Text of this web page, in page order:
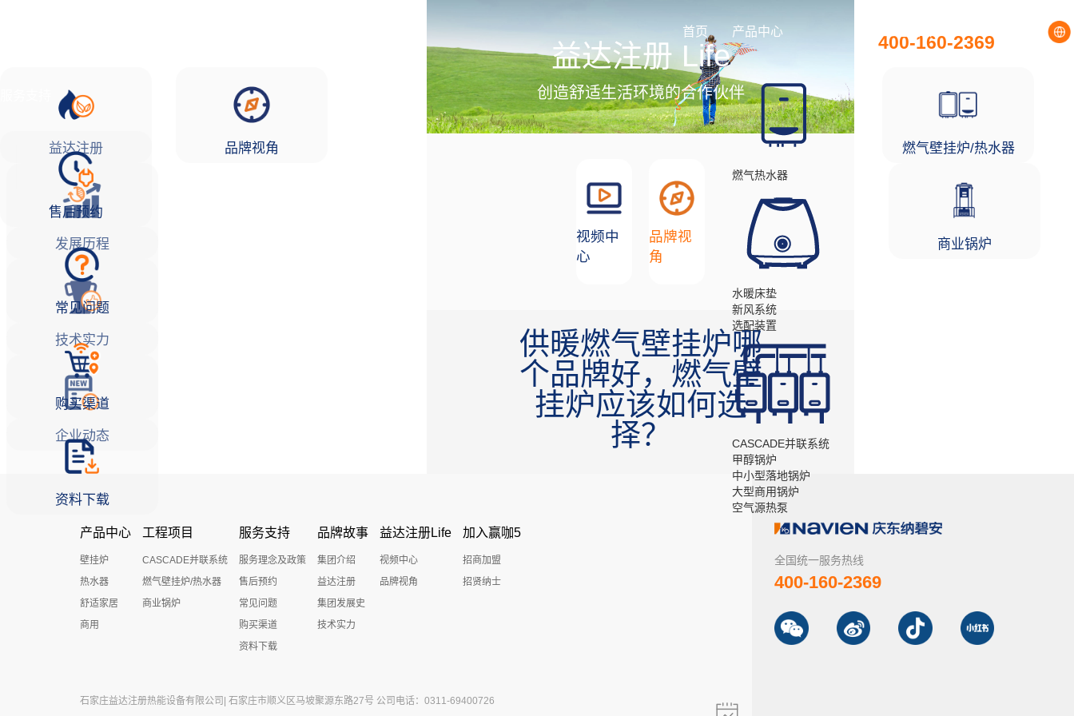
首页 产品中心
燃气热水器
水暖床垫
新风系统
选配装置
CASCADE并联系统
甲醇锅炉
中小型落地锅炉
大型商用锅炉
空气源热泵
燃气壁挂炉/热水器
商业锅炉
售后预约
常见问题
购买渠道
资料下载
益达注册
发展历程
技术实力
企业动态
品牌视角
400-160-2369
益达注册 Life
创造舒适生活环境的合作伙伴
视频中
心
品牌视
角
供暖燃气壁挂炉哪
个品牌好，燃气壁
挂炉应该如何选
择？
产品中心
壁挂炉
热水器
舒适家居
商用
工程项目
CASCADE并联系统
燃气壁挂炉/热水器
商业锅炉
服务支持
服务理念及政策
售后预约
常见问题
购买渠道
资料下载
品牌故事
集团介绍
益达注册
集团发展史
技术实力
益达注册Life
视频中心
品牌视角
加入赢咖5
招商加盟
招贤纳士
石家庄益达注册热能设备有限公司| 石家庄市顺义区马坡聚源东路27号 公司电话：0311-69400726
全国统一服务热线
400-160-2369